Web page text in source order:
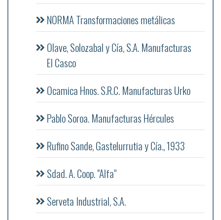
NORMA Transformaciones metálicas
Olave, Solozabal y Cía, S.A. Manufacturas
El Casco
Ocamica Hnos. S.R.C. Manufacturas Urko
Pablo Soroa. Manufacturas Hércules
Rufino Sande, Gastelurrutia y Cía., 1933
Sdad. A. Coop. "Alfa"
Serveta Industrial, S.A.